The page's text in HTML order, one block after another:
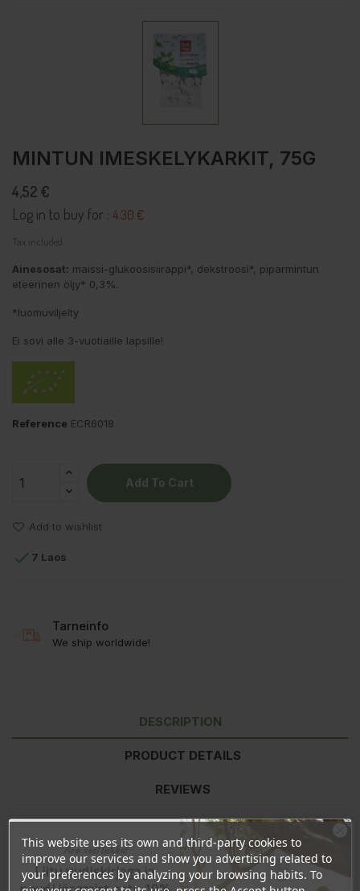
MINTUN IMESKELYKARKIT, 75G
4,52 €
Log in to buy for : 4.30 €
Tax included
Ainesosat: maissi-glukoosisiirappi*, dekstroosi*, piparmintun
eteerinen öljy* 0,3%.
*luomuviljelty
Ei sovi alle 3-vuotiaille lapsille!
Reference ECR6018
Add To Cart
Add to wishlist
 7 Laos
Tarneinfo
We ship worldwide!
DESCRIPTION
PRODUCT DETAILS
REVIEWS
Ravintoarvo per 100g
1 karkki
Energia
1686kJ/397kcal 25kJ/6kcal
Rasva
1g
0g
This website uses its own and third-party cookies to
improve our services and show you advertising related to
your preferences by analyzing your browsing habits. To
Ära veel lahku!
Liitu uudiskirjaga ja